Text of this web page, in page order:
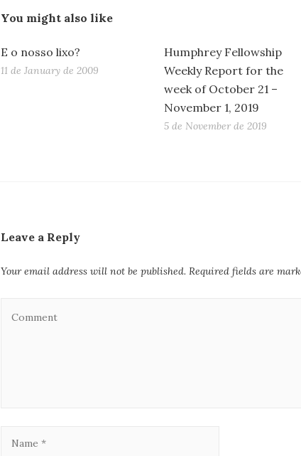
You might also like
E o nosso lixo?
11 de January de 2009
Humphrey Fellowship
Weekly Report for the
week of October 21 –
November 1, 2019
5 de November de 2019
Leave a Reply
Your email address will not be published. Required fields are